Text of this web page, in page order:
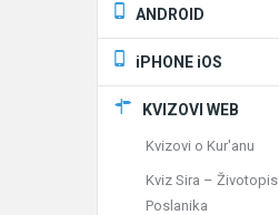
ANDROID
iPHONE iOS
KVIZOVI WEB
Kvizovi o Kur'anu
Kviz Sira – Životopis
Poslanika